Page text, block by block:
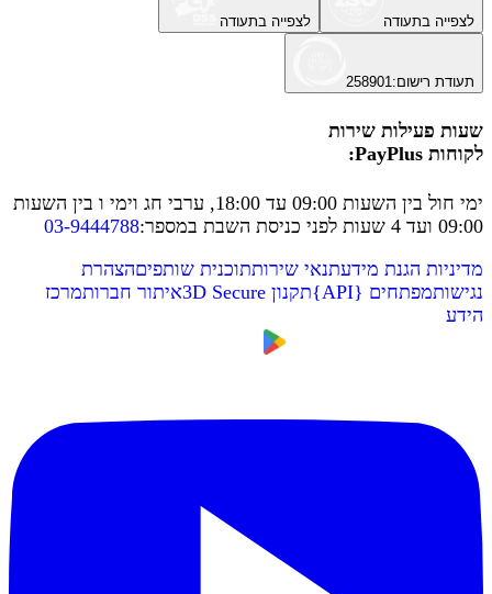
לצפייה בתעודה לצפייה בתעודה
תעודת רישום:
258901
שעות פעילות שירות
לקוחות PayPlus:
ימי חול בין השעות 09:00 עד 18:00, ערבי חג וימי ו בין השעות
09:00 ועד 4 שעות לפני כניסת השבת במספר
:
03-9444788
מדיניות הגנת מידעתנאי שירותתוכנית שותפיםהצהרת
נגישותמפתחים {
API
}תקנון 3D Secure איתור חברותמרכז
הידע